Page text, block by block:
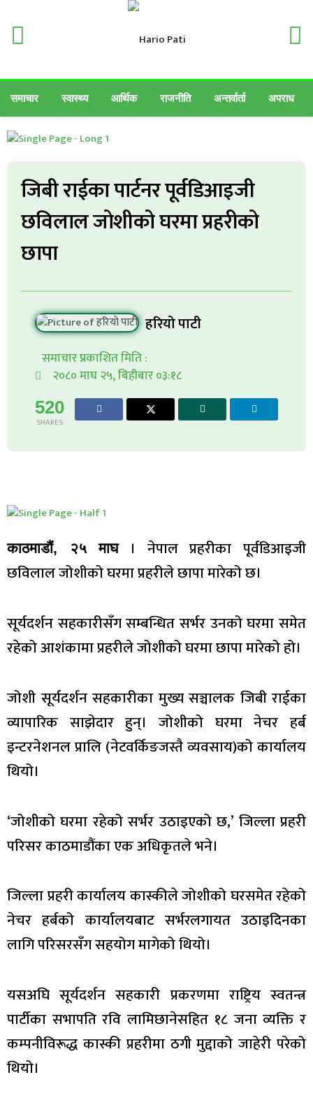
समाचार स्वास्थ्य आर्थिक राजनीति अन्तर्वार्ता अपराध
जिबी राईका पार्टनर पूर्वडिआइजी
छविलाल जोशीको घरमा प्रहरीको
छापा
हरियो पाटी
समाचार प्रकाशित मिति :
२०८० माघ २५, बिहीबार ०३:१८
520
SHARES
काठमाडौं, २५ माघ। नेपाल प्रहरीका पूर्वडिआइजी
छविलाल जोशीको घरमा प्रहरीले छापा मारेको छ।
सूर्यदर्शन सहकारीसँग सम्बन्धित सर्भर उनको घरमा समेत
रहेको आशंकामा प्रहरीले जोशीको घरमा छापा मारेको हो।
जोशी सूर्यदर्शन सहकारीका मुख्य सञ्चालक जिबी राईका
व्यापारिक साझेदार हुन्। जोशीको घरमा नेचर हर्ब
इन्टरनेशनल प्रालि (नेटवर्किङजस्तै व्यवसाय)को कार्यालय
थियो।
‘जोशीको घरमा रहेको सर्भर उठाइएको छ,’ जिल्ला प्रहरी
परिसर काठमाडौंका एक अधिकृतले भने।
जिल्ला प्रहरी कार्यालय कास्कीले जोशीको घरसमेत रहेको
नेचर हर्बको कार्यालयबाट सर्भरलगायत उठाइदिनका
लागि परिसरसँग सहयोग मागेको थियो।
यसअघि सूर्यदर्शन सहकारी प्रकरणमा राष्ट्रिय स्वतन्त्र
पार्टीका सभापति रवि लामिछानेसहित १८ जना व्यक्ति र
कम्पनीविरूद्ध कास्की प्रहरीमा ठगी मुद्दाको जाहेरी परेको
थियो।